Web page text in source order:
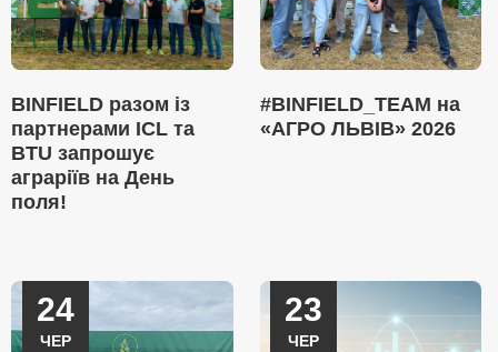
BINFIELD разом із
партнерами ICL та
BTU запрошує
аграріїв на День
поля!
#BINFIELD_TEAM на
«АГРО ЛЬВІВ» 2026
24
ЧЕР
23
ЧЕР